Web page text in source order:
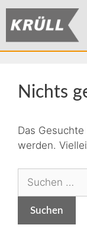
Nichts
Das
werden.